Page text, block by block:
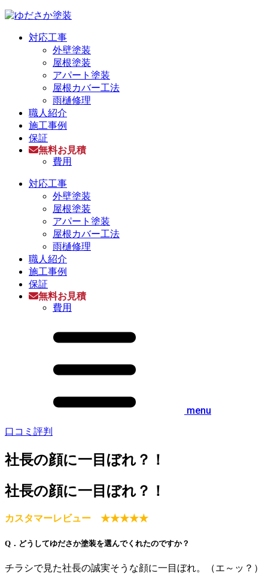
対応工事
外壁塗装
屋根塗装
アパート塗装
屋根カバー工法
雨樋修理
職人紹介
施工事例
保証
無料お見積
費用
対応工事
外壁塗装
屋根塗装
アパート塗装
屋根カバー工法
雨樋修理
職人紹介
施工事例
保証
無料お見積
費用
menu
口コミ評判
社長の顔に一目ぼれ？！
社長の顔に一目ぼれ？！
カスタマーレビュー ★★★★★
Q．どうしてゆださか塗装を選んでくれたのですか？
チラシで見た社長の誠実そうな顔に一目ぼれ。（エ～ッ？）